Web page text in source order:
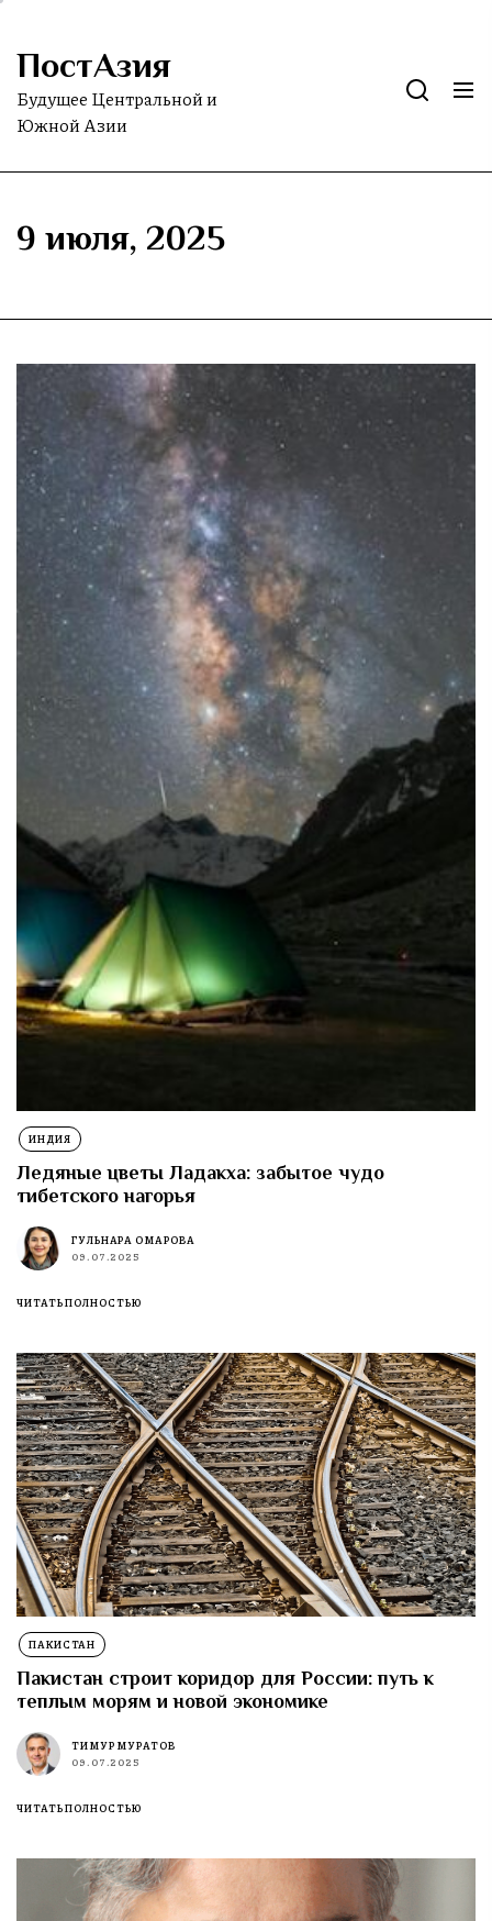
Skip
the
content
ПостАзия
Будущее Центральной и
Южной Азии
9 июля, 2025
ИНДИЯ
Ледяные цветы Ладакха: забытое чудо
тибетского нагорья
ГУЛЬНАРА ОМАРОВА
09.07.2025
ЧИТАТЬ ПОЛНОСТЬЮ
ПАКИСТАН
Пакистан строит коридор для России: путь к
теплым морям и новой экономике
ТИМУР МУРАТОВ
09.07.2025
ЧИТАТЬ ПОЛНОСТЬЮ